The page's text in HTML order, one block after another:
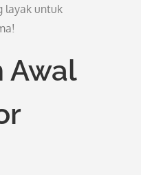
layak untuk
Awal